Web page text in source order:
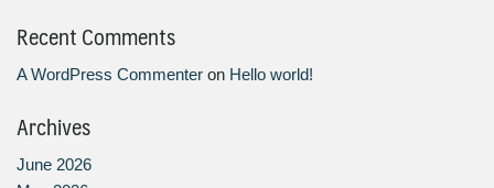
Recent Comments
A WordPress Commenter on Hello world!
Archives
June 2026